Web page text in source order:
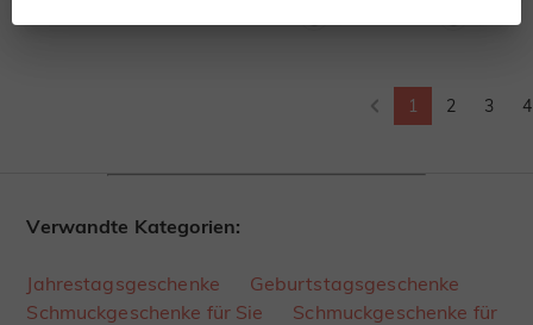
1 2 3 4
Verwandte Kategorien:
Jahrestagsgeschenke
Geburtstagsgeschenke
Schmuckgeschenke für Sie
Schmuckgeschenke für